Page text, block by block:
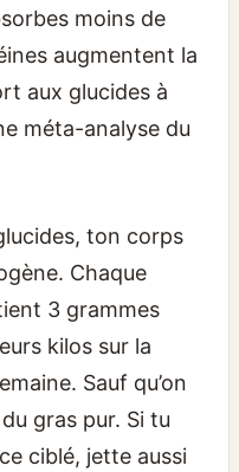
moins de
augmentent la
aux glucides à
méta-analyse du
ton corps
Chaque
3 grammes
kilos sur la
Sauf qu’on
gras pur. Si tu
ciblé, jette aussi